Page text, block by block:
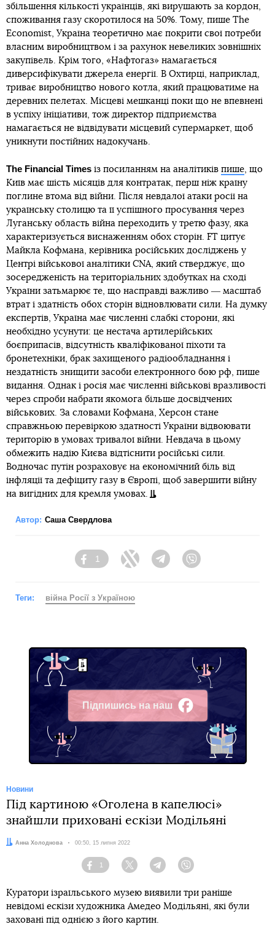
збільшення кількості українців, які вирушають за кордон,
споживання газу скоротилося на 50%. Тому, пише The
Economist, Україна теоретично має покрити свої потреби
власним виробництвом і за рахунок невеликих зовнішніх
закупівель. Крім того, «Нафтогаз» намагається
диверсифікувати джерела енергії. В Охтирці, наприклад,
триває виробництво нового котла, який працюватиме на
деревних пелетах. Місцеві мешканці поки що не впевнені
в успіху ініціативи, тож директор підприємства
намагається не відвідувати місцевий супермаркет, щоб
уникнути постійних надокучань.
The Financial Times із посиланням на аналітиків пише, що
Київ має шість місяців для контратак, перш ніж країну
поглине втома від війни. Після невдалої атаки росії на
українську столицю та її успішного просування через
Луганську область війна переходить у третю фазу, яка
характеризується виснаженням обох сторін. FT цитує
Майкла Кофмана, керівника російських досліджень у
Центрі військової аналітики CNA, який стверджує, що
зосередженість на територіальних здобутках на сході
України затьмарює те, що насправді важливо ― масштаб
втрат і здатність обох сторін відновлювати сили. На думку
експертів, Україна має численні слабкі сторони, які
необхідно усунути: це нестача артилерійських
боєприпасів, відсутність кваліфікованої піхоти та
бронетехніки, брак захищеного радіообладнання і
нездатність знищити засоби електронного бою рф, пише
видання. Однак і росія має численні військові вразливості
через спроби набрати якомога більше досвідчених
військових. За словами Кофмана, Херсон стане
справжньою перевіркою здатності України відвоювати
територію в умовах тривалої війни. Невдача в цьому
обмежить надію Києва відтіснити російські сили.
Водночас путін розраховує на економічний біль від
інфляції та дефіциту газу в Європі, щоб завершити війну
на вигідних для кремля умовах.
Автор: Саша Свердлова
Facebook
1
Twitter Telegram
Теги: війна Росії з Україною
Підпишись на наш
Facebook
Новини
Під картиною «Оголена в капелюсі»
знайшли приховані ескізи Модільяні
Автор:
Анна Холоднова Дата:
00:50, 15 липня 2022
Facebook
1
Twitter TelegramViber
Куратори ізраїльського музею виявили три раніше
невідомі ескізи художника Амедео Модільяні, які були
заховані під однією з його картин.